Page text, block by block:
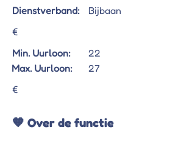
Dienstverband:
Bijbaan
€
Min. Uurloon:
22
Max. Uurloon:
27
€
🧡 Over de functie